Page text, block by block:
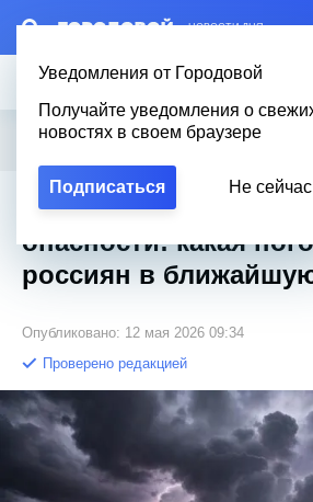
– НОВОСТИ ДНЯ
Уведомления от Городовой
Получайте уведомления о
новостях в своем браузере
Подписаться Не сейчас
Новости Эксклюзив Вопросы о
Городовой Полезное / Грозы и жёлтый уровень
Грозы и жёлтый
опасности: какая
россиян в
Опубликовано: 12 мая 2026 09:34
Проверено редакцией